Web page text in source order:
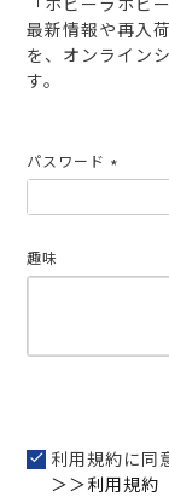
最新情報や再入
を、オンライン
す。
パスワード
須)
趣味
利用規約に同
＞＞利用規約